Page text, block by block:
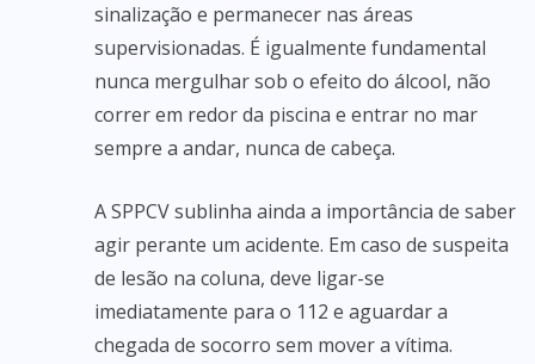
sinalização e permanecer nas áreas
supervisionadas. É igualmente fundamental
nunca mergulhar sob o efeito do álcool, não
correr em redor da piscina e entrar no mar
sempre a andar, nunca de cabeça.
A SPPCV sublinha ainda a importância de saber
agir perante um acidente. Em caso de suspeita
de lesão na coluna, deve ligar-se
imediatamente para o 112 e aguardar a
chegada de socorro sem mover a vítima.